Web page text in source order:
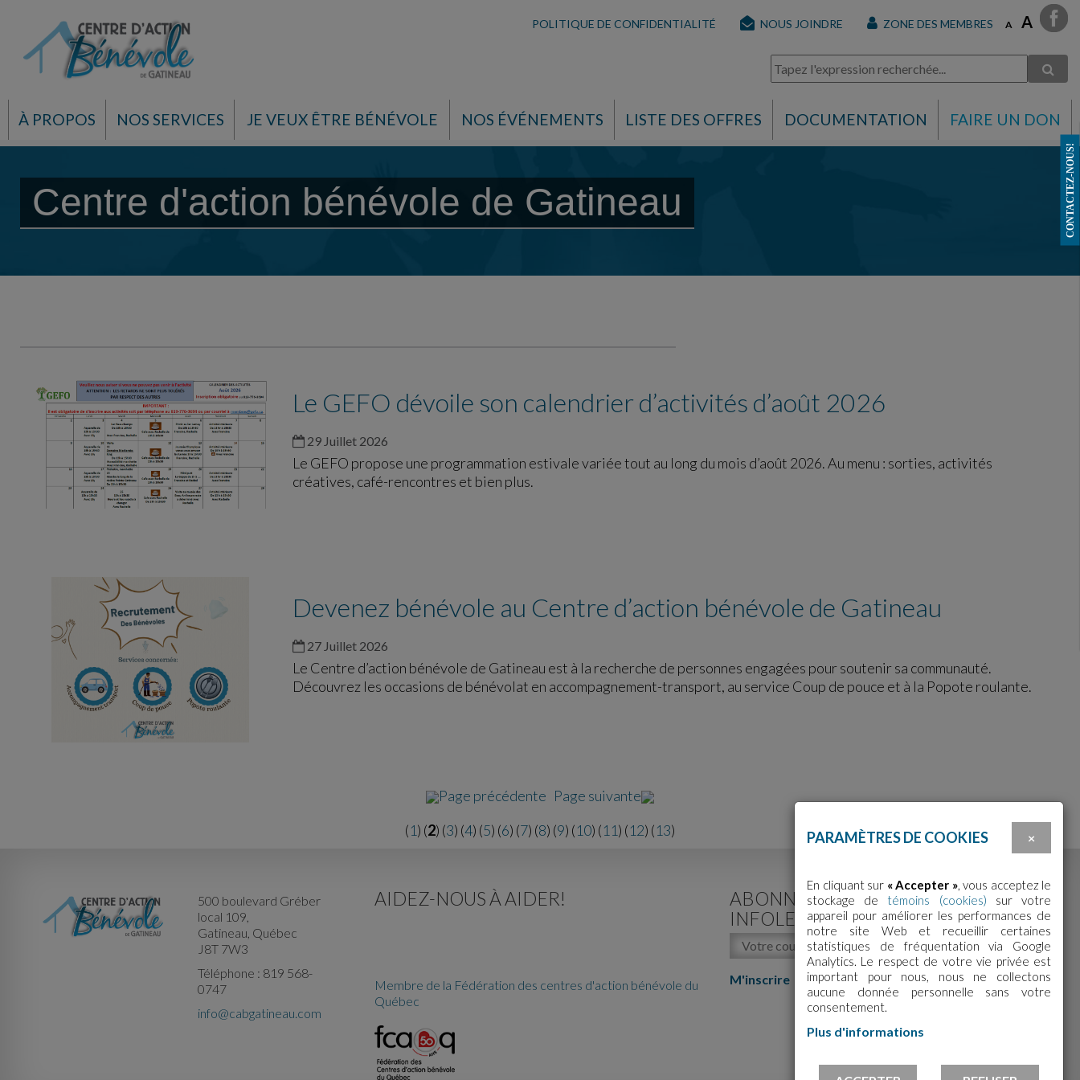
CONTACTEZ-NOUS!
POLITIQUE DE CONFIDENTIALITÉ NOUS JOINDRE ZONE DES MEMBRES A A
À PROPOS NOS SERVICES JE VEUX ÊTRE BÉNÉVOLE NOS ÉVÉNEMENTS LISTE DES OFFRES DOCUMENTATION FAIRE UN DON
Centre d'action bénévole de Gatineau
Le GEFO dévoile son calendrier d’activités d’août 2026
29 Juillet 2026
Le GEFO propose une programmation estivale variée tout au long du mois d’août 2026. Au menu : sorties, activités
créatives, café-rencontres et bien plus.
Devenez bénévole au Centre d’action bénévole de Gatineau
27 Juillet 2026
Le Centre d’action bénévole de Gatineau est à la recherche de personnes engagées pour soutenir sa communauté.
Découvrez les occasions de bénévolat en accompagnement-transport, au service Coup de pouce et à la Popote roulante.
Page précédente Page suivante
(1) (2) (3) (4) (5) (6) (7) (8) (9) (10) (11) (12) (13)
500 boulevard Gréber
local 109,
Gatineau, Québec
J8T 7W3
Téléphone : 819 568-
0747
info@cabgatineau.com
AIDEZ-NOUS À AIDER!
Membre de la Fédération des centres d'action bénévole du
Québec
ABONNEZ-VOUS À NOTRE
INFOLETTRE!
M'inscrire
×
PARAMÈTRES DE COOKIES
En cliquant sur « Accepter », vous acceptez le
stockage de témoins (cookies) sur votre
appareil pour améliorer les performances de
notre site Web et recueillir certaines
statistiques de fréquentation via Google
Analytics. Le respect de votre vie privée est
important pour nous, nous ne collectons
aucune donnée personnelle sans votre
consentement.
Plus d'informations